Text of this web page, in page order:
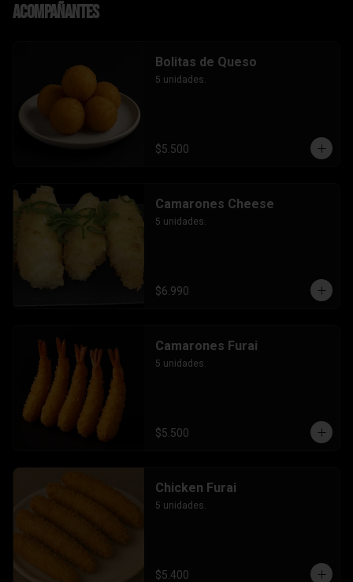
Acompañantes
Bolitas de Queso
5 unidades.
$5.500
Camarones Cheese
5 unidades.
$6.990
Camarones Furai
5 unidades.
$5.500
Chicken Furai
5 unidades.
$5.400